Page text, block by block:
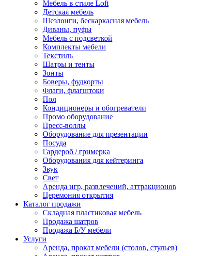
Мебель в стиле Loft
Детская мебель
Шезлонги, бескаркасная мебель
Диваны, пуфы
Мебель с подсветкой
Комплекты мебели
Текстиль
Шатры и тенты
Зонты
Боверы, фудкорты
Флаги, флагштоки
Пол
Кондиционеры и обогреватели
Промо оборудование
Пресс-воллы
Оборудование для презентации
Посуда
Гардероб / гримерка
Оборудования для кейтеринга
Звук
Свет
Аренда игр, развлечений, аттракционов
Церемония открытия
Каталог продажи
Складная пластиковая мебель
Продажа шатров
Продажа Б/У мебели
Услуги
Аренда, прокат мебели (столов, стульев)